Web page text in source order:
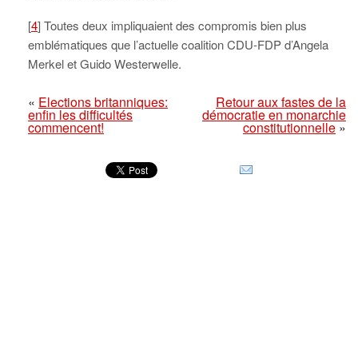
[4] Toutes deux impliquaient des compromis bien plus
emblématiques que l’actuelle coalition CDU-FDP d’Angela
Merkel et Guido Westerwelle.
« Elections britanniques:
enfin les difficultés
commencent!
Retour aux fastes de la
démocratie en monarchie
constitutionnelle»